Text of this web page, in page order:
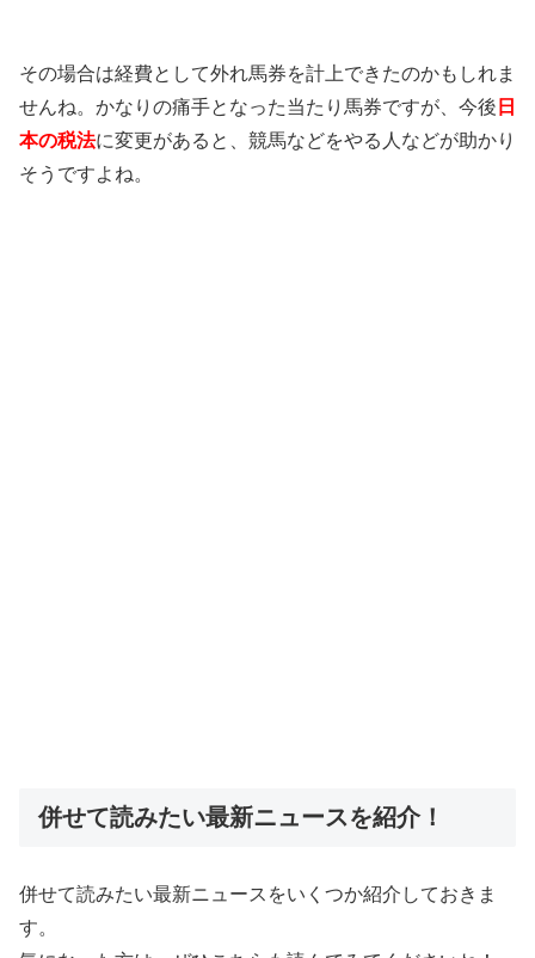
その場合は経費として外れ馬券を計上できたのかもしれま
せんね。かなりの痛手となった当たり馬券ですが、今後 日
本の税法に変更があると、競馬などをやる人などが助かり
そうですよね。
併せて読みたい最新ニュースを紹介！
併せて読みたい最新ニュースをいくつか紹介しておきま
す。